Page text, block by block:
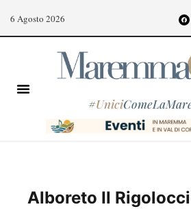
6 Agosto 2026
#Unici
Alboreto Il